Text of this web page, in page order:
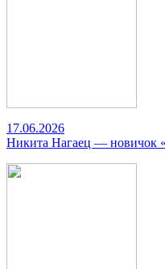
17.06.2026
Никита Нагаец — новичок